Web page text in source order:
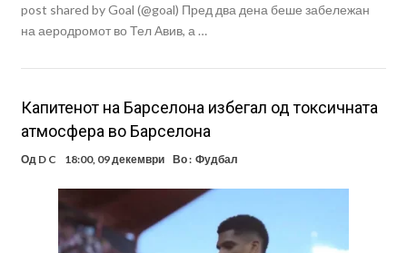
post shared by Goal (@goal) Пред два дена беше забележан
на аеродромот во Тел Авив, а …
Капитенот на Барселона избегал од токсичната
атмосфера во Барселона
Од D C 18:00, 09 декември Во : Фудбал